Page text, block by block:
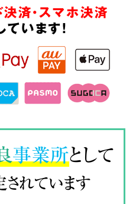
済・スマホ決済
ています!
事業所として
されています